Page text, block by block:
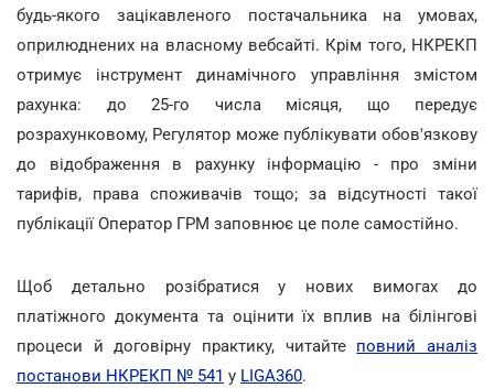
будь-якого зацікавленого постачальника на умовах,
оприлюднених на власному вебсайті. Крім того, НКРЕКП
отримує інструмент динамічного управління змістом
рахунка: до 25-го числа місяця, що передує
розрахунковому, Регулятор може публікувати обов'язкову
до відображення в рахунку інформацію - про зміни
тарифів, права споживачів тощо; за відсутності такої
публікації Оператор ГРМ заповнює це поле самостійно.
Щоб детально розібратися у нових вимогах до
платіжного документа та оцінити їх вплив на білінгові
процеси й договірну практику, читайте повний аналіз
постанови НКРЕКП № 541 у LIGA360.